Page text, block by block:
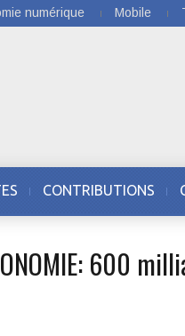
numérique Mobile
CONTRIBUTIONS
600